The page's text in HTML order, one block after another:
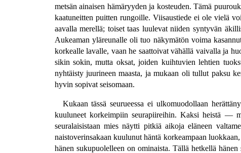
metsän ainaisen hämäryyden ja kosteuden. Tämä
kaatuneitten puitten rungoille. Viisaustiede ei ole vielä
aavalla merellä; toiset taas luulevat niiden syntyvän
Aukeaman yläreunalle oli tuo näkymätön voima
korkealle lavalle, vaan he saattoivat vähällä vaivalla ja
sikin sokin, mutta oksat, joiden kuihtuvien lehtien
nyhtäisty juurineen maasta, ja mukaan oli tullut paksu
hyvin sopivat seisomaan.
Kukaan tässä seurueessa ei ulkomuodollaan
kuuluneet korkeimpiin seurapiireihin. Kaksi heistä —
seuralaisistaan mies näytti pitkiä aikoja eläneen
naistoverinsakaan kuulunut häntä korkeampaan
hänen sukupuolelleen on ominaista. Tällä hetkellä